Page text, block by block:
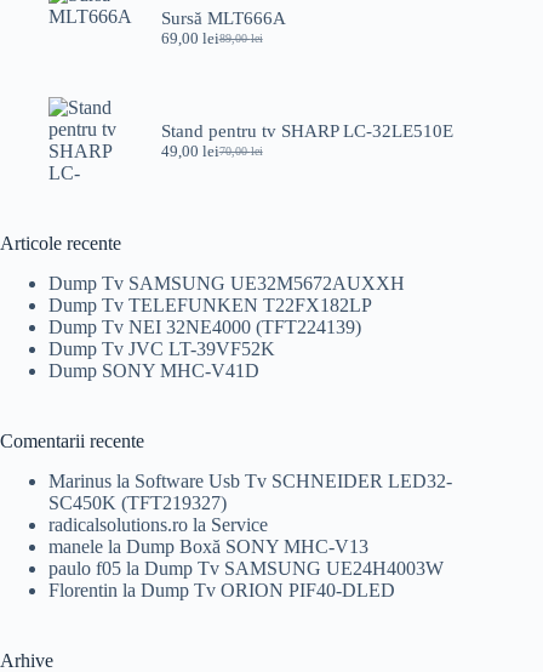
100,00 lei.
Sursă MLT666A
89,00lei
Prețul
89,00 lei.
69,00 leiPrețul
Stand pentru tv SHARP LC-32LE510E
70,00lei
Prețul
49,00 leiPrețul
Articole recente
Dump Tv SAMSUNG UE32M5672AUXXH
Dump Tv TELEFUNKEN T22FX182LP
Dump Tv NEI 32NE4000 (TFT224139)
Dump Tv JVC LT-39VF52K
Dump SONY MHC-V41D
Comentarii recente
Marinus la Software Usb Tv SCHNEIDER LED32-
SC450K (TFT219327)
radicalsolutions.ro la Service
manele la Dump Boxă SONY MHC-V13
paulo f05 la Dump Tv SAMSUNG UE24H4003W
Florentin la Dump Tv ORION PIF40-DLED
Arhive